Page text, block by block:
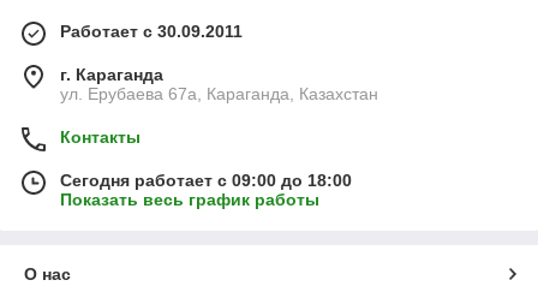
Работает с 30.09.2011
г. Караганда
ул. Ерубаева 67а, Караганда, Казахстан
Контакты
Сегодня работает с 09:00 до 18:00
Показать весь график работы
О нас